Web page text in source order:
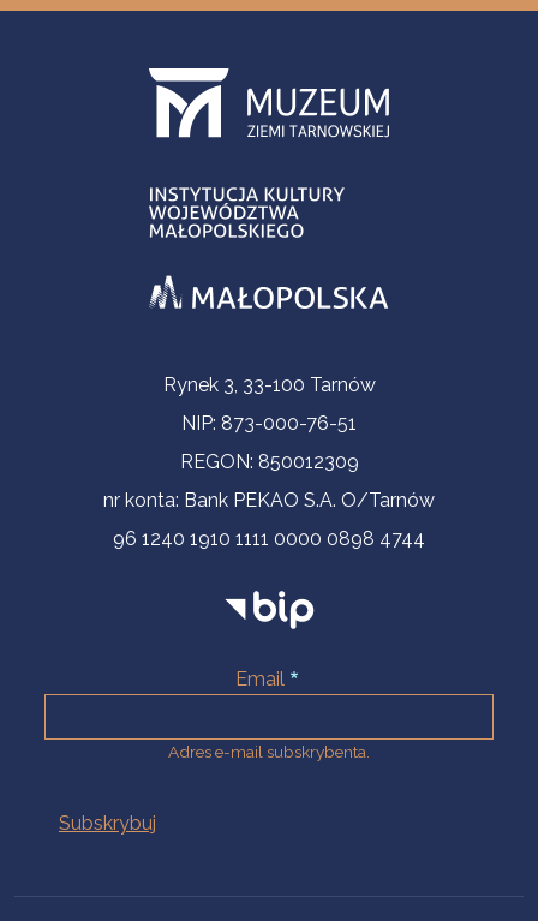
Informacje kontaktoweRynek 3, 33-100 Tarnów
NIP: 873-000-76-51
REGON: 850012309
nr konta: Bank PEKAO S.A. O/Tarnów
96 1240 1910 1111 0000 0898 4744
Email
Adres e-mail subskrybenta.